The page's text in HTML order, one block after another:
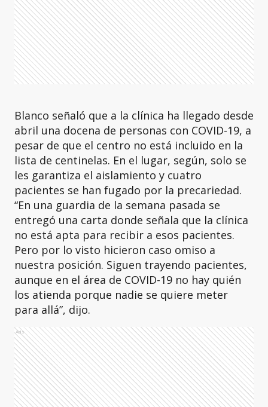
Blanco señaló que a la clínica ha llegado desde
abril una docena de personas con COVID-19, a
pesar de que el centro no está incluido en la
lista de centinelas. En el lugar, según, solo se
les garantiza el aislamiento y cuatro
pacientes se han fugado por la precariedad.
“En una guardia de la semana pasada se
entregó una carta donde señala que la clínica
no está apta para recibir a esos pacientes.
Pero por lo visto hicieron caso omiso a
nuestra posición. Siguen trayendo pacientes,
aunque en el área de COVID-19 no hay quién
los atienda porque nadie se quiere meter
para allá”, dijo.
Ads